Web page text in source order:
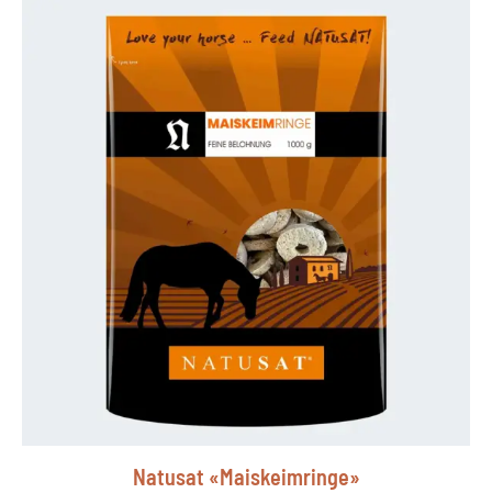
Natusat «Maiskeimringe»